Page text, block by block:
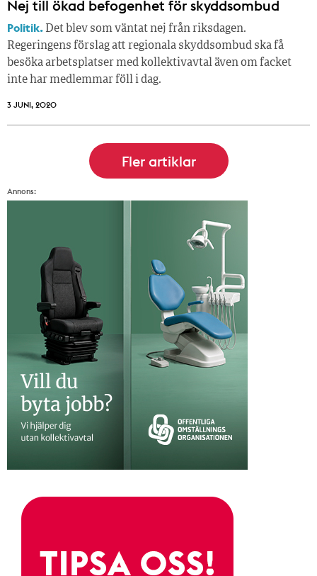
Nej till ökad befogenhet för skyddsombud
Politik. Det blev som väntat nej från riksdagen.
Regeringens förslag att regionala skyddsombud ska få
besöka arbetsplatser med kollektivavtal även om facket
inte har medlemmar föll i dag.
3 JUNI, 2020
Annons: